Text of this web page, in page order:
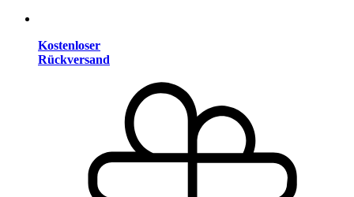
Kostenloser
Rückversand